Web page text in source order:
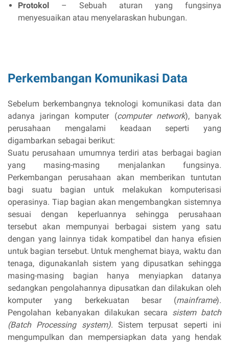
Protokol – Sebuah aturan yang fungsinya
menyesuaikan atau menyelaraskan hubungan.
Perkembangan Komunikasi Data
Sebelum berkembangnya teknologi komunikasi data dan
adanya jaringan komputer (computer network), banyak
perusahaan mengalami keadaan seperti yang
digambarkan sebagai berikut:
Suatu perusahaan umumnya terdiri atas berbagai bagian
yang masing-masing menjalankan fungsinya.
Perkembangan perusahaan akan memberikan tuntutan
bagi suatu bagian untuk melakukan komputerisasi
operasinya. Tiap bagian akan mengembangkan sistemnya
sesuai dengan keperluannya sehingga perusahaan
tersebut akan mempunyai berbagai sistem yang satu
dengan yang lainnya tidak kompatibel dan hanya efisien
untuk bagian tersebut. Untuk menghemat biaya, waktu dan
tenaga, digunakanlah sistem yang dipusatkan sehingga
masing-masing bagian hanya menyiapkan datanya
sedangkan pengolahannya dipusatkan dan dilakukan oleh
komputer yang berkekuatan besar (mainframe).
Pengolahan kebanyakan dilakukan secara sistem batch
(Batch Processing system). Sistem terpusat seperti ini
mengumpulkan dan mempersiapkan data yang hendak